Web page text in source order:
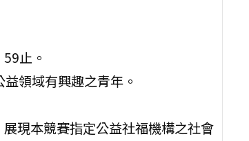
止。
領域有興趣之青年。
現本競賽指定公益社福機構之社會